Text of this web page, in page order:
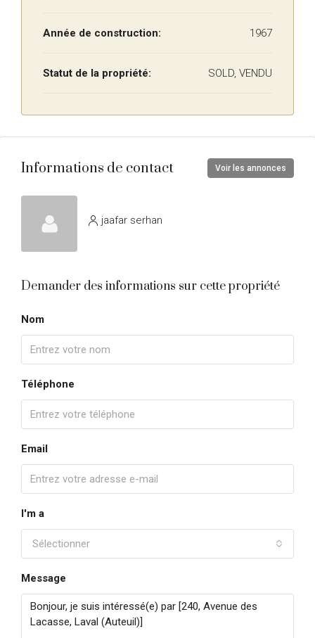
Année de construction: 1967
Statut de la propriété: SOLD, VENDU
Informations de contact Voir les annonces
jaafar serhan
Demander des informations sur cette propriété
Nom
Téléphone
Email
I'm a
Sélectionner
Message